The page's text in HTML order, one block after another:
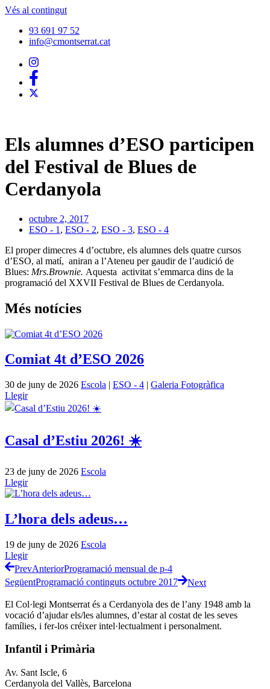
Vés al contingut
93 691 97 52
info@cmontserrat.cat
Els alumnes d’ESO participen
del Festival de Blues de
Cerdanyola
octubre 2, 2017
ESO - 1 , ESO - 2, ESO - 3, ESO - 4
El proper dimecres 4 d’octubre, els alumnes dels quatre cursos
d’ESO, al matí, aniran a l’Ateneu per gaudir de l’audició de
Blues: Mrs.Brownie. Aquesta activitat s’emmarca dins de la
programació del XXVII Festival de Blues de Cerdanyola.
Més notícies
Comiat 4t d’ESO 2026
30 de juny de 2026 Escola | ESO - 4 | Galeria Fotogràfica
Llegir
Casal d’Estiu 2026! ☀️
23 de juny de 2026 Escola
Llegir
L’hora dels adeus…
19 de juny de 2026 Escola
Llegir
PrevAnteriorProgramació mensual de p-4
SegüentProgramació continguts octubre 2017 Next
El Col·legi Montserrat és a Cerdanyola des de l’any 1948 amb la
vocació d’ajudar els/les alumnes, d’estar al costat de les seves
famílies, i fer-los créixer intel·lectualment i personalment.
Infantil i Primària
Av. Sant Iscle, 6
Cerdanyola del Vallès, Barcelona